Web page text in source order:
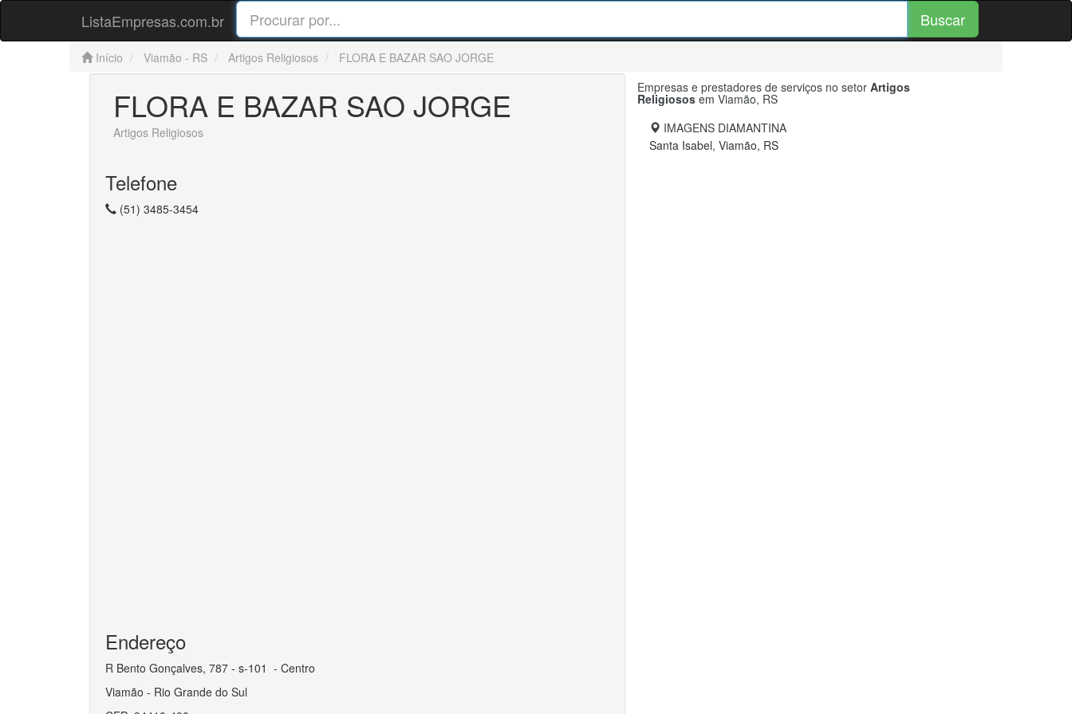
ListaEmpresas.com.br Buscar
Início Viamão - RS Artigos Religiosos FLORA E BAZAR SAO JORGE
FLORA E BAZAR SAO JORGE
Artigos Religiosos
Telefone
(51) 3485-3454
Endereço
R Bento Gonçalves, 787 - s-101 - Centro
Viamão - Rio Grande do Sul
Empresas e prestadores de serviços no setor Artigos
Religiosos em Viamão, RS
IMAGENS DIAMANTINA
Santa Isabel, Viamão, RS